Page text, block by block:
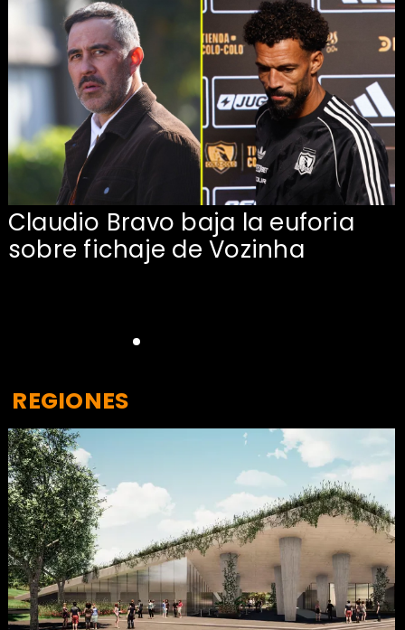
Claudio Bravo baja la euforia
sobre fichaje de Vozinha
REGIONES